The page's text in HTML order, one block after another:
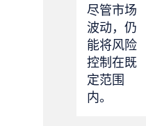
尽管市场
波动，仍
能将风险
控制在既
定范围
内。